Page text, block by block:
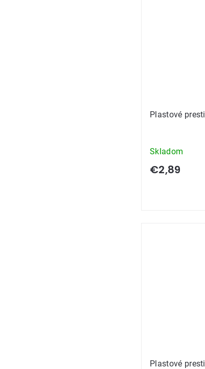
Plastové
Skladom
€2,89
Plastové